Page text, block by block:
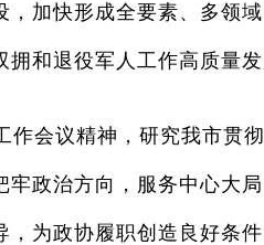
，加快形成全要素、多领
拥和退役军人工作高质量
作会议精神，研究我市贯
牢政治方向，服务中心大
，为政协履职创造良好条